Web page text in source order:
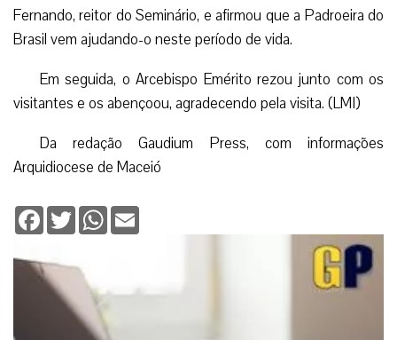
Fernando, reitor do Seminário, e afirmou que a Padroeira do
Brasil vem ajudando-o neste período de vida.
Em seguida, o Arcebispo Emérito rezou junto com os
visitantes e os abençoou, agradecendo pela visita. (LMI)
Da redação Gaudium Press, com informações
Arquidiocese de Maceió
Facebook
TwitterWhatsApp